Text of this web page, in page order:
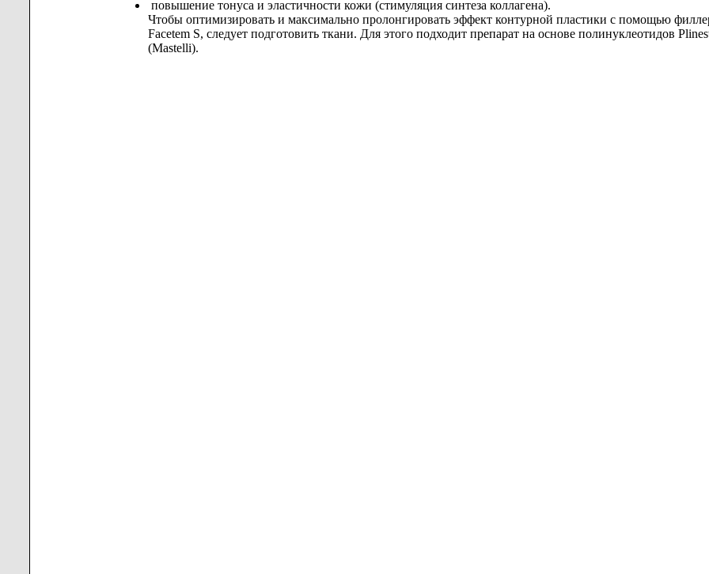
повышение тонуса и эластичности кожи (стимуляция синтеза коллагена).
Чтобы оптимизировать и максимально пролонгировать эффект контурной пластики с помощью
Facetem S, следует подготовить ткани. Для этого подходит препарат на основе полинуклеотидов
(Mastelli).